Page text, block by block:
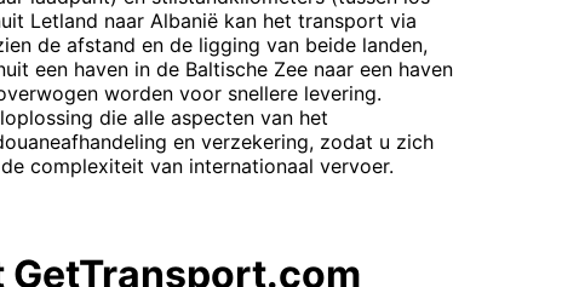
Letland naar Albanië kan het transport via
de afstand en de ligging van beide landen,
een haven in de Baltische Zee naar een haven
worden voor snellere levering.
die alle aspecten van het
en verzekering, zodat u zich
complexiteit van internationaal vervoer.